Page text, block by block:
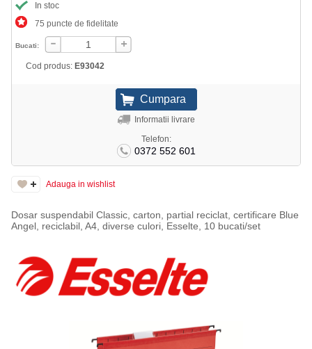
In stoc
75 puncte de fidelitate
Bucati:
Cod produs: E93042
Informatii livrare
Telefon:
0372 552 601
Adauga in wishlist
Dosar suspendabil Classic, carton, partial reciclat, certificare Blue
Angel, reciclabil, A4, diverse culori, Esselte, 10 bucati/set